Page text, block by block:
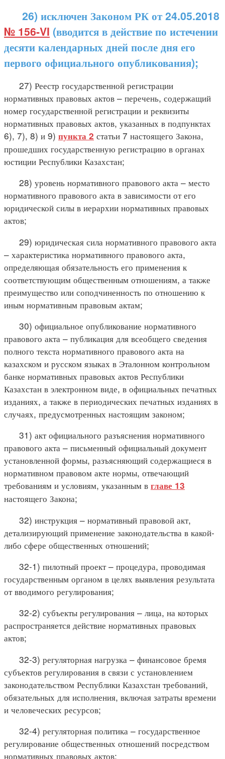
26) исключен Законом РК от 24.05.2018
№ 156-VI (вводится в действие по истечении
десяти календарных дней после дня его
первого официального опубликования);
27) Реестр государственной регистрации
нормативных правовых актов – перечень, содержащий
номер государственной регистрации и реквизиты
нормативных правовых актов, указанных в подпунктах
6), 7), 8) и 9) пункта 2 статьи 7 настоящего Закона,
прошедших государственную регистрацию в органах
юстиции Республики Казахстан;
28) уровень нормативного правового акта – место
нормативного правового акта в зависимости от его
юридической силы в иерархии нормативных правовых
актов;
29) юридическая сила нормативного правового акта
– характеристика нормативного правового акта,
определяющая обязательность его применения к
соответствующим общественным отношениям, а также
преимущество или соподчиненность по отношению к
иным нормативным правовым актам;
30) официальное опубликование нормативного
правового акта – публикация для всеобщего сведения
полного текста нормативного правового акта на
казахском и русском языках в Эталонном контрольном
банке нормативных правовых актов Республики
Казахстан в электронном виде, в официальных печатных
изданиях, а также в периодических печатных изданиях в
случаях, предусмотренных настоящим законом;
31) акт официального разъяснения нормативного
правового акта – письменный официальный документ
установленной формы, разъясняющий содержащиеся в
нормативном правовом акте нормы, отвечающий
требованиям и условиям, указанным в главе 13
настоящего Закона;
32) инструкция – нормативный правовой акт,
детализирующий применение законодательства в какой-
либо сфере общественных отношений;
32-1) пилотный проект – процедура, проводимая
государственным органом в целях выявления результата
от вводимого регулирования;
32-2) субъекты регулирования – лица, на которых
распространяется действие нормативных правовых
актов;
32-3) регуляторная нагрузка – финансовое бремя
субъектов регулирования в связи с установлением
законодательством Республики Казахстан требований,
обязательных для исполнения, включая затраты времени
и человеческих ресурсов;
32-4) регуляторная политика – государственное
регулирование общественных отношений посредством
нормативных правовых актов;